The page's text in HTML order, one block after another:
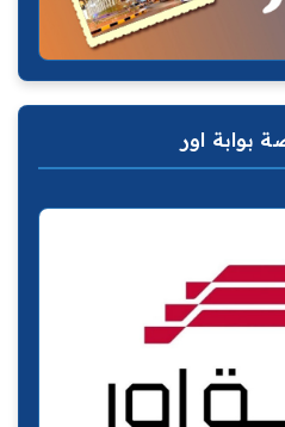
بوابة اور